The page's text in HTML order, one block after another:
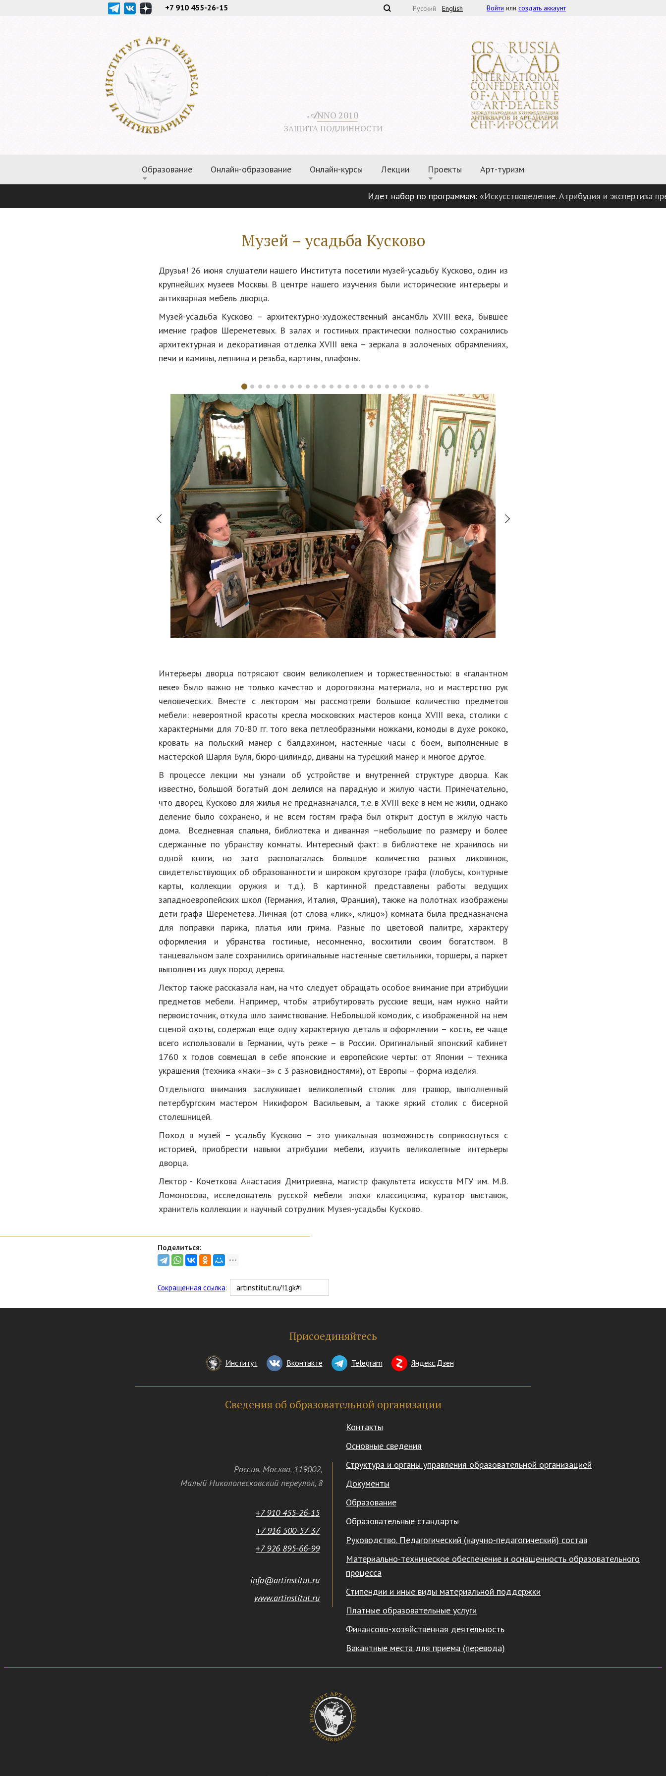
𝒜NNO 2010
ЗАЩИТА ПОДЛИННОСТИ
Образование Онлайн-образование Онлайн-курсы Лекции Проекты Арт-туризм
Войти или создать аккаунт
Русский English
+7 910 455-26-15
Идет набор по программам:«Искусствоведение. Атрибуция и экспертиза
Музей – усадьба Кусково
Друзья! 26 июня слушатели нашего Института посетили музей-усадьбу Кусково, один из
крупнейших музеев Москвы. В центре нашего изучения были исторические интерьеры и
антикварная мебель дворца.
Музей-усадьба Кусково – архитектурно-художественный ансамбль XVIII века, бывшее
имение графов Шереметевых. В залах и гостиных практически полностью сохранились
архитектурная и декоративная отделка XVIII века – зеркала в золоченых обрамлениях,
печи и камины, лепнина и резьба, картины, плафоны.
Интерьеры дворца потрясают своим великолепием и торжественностью: в «галантном
веке» было важно не только качество и дороговизна материала, но и мастерство рук
человеческих. Вместе с лектором мы рассмотрели большое количество предметов
мебели: невероятной красоты кресла московских мастеров конца XVIII века, столики с
характерными для 70-80 гг. того века петлеобразными ножками, комоды в духе рококо,
кровать на польский манер с балдахином, настенные часы с боем, выполненные в
мастерской Шарля Буля, бюро-цилиндр, диваны на турецкий манер и многое другое.
В процессе лекции мы узнали об устройстве и внутренней структуре дворца. Как
известно, большой богатый дом делился на парадную и жилую части. Примечательно,
что дворец Кусково для жилья не предназначался, т.е. в XVIII веке в нем не жили, однако
деление было сохранено, и не всем гостям графа был открыт доступ в жилую часть
дома. Вседневная спальня, библиотека и диванная –небольшие по размеру и более
сдержанные по убранству комнаты. Интересный факт: в библиотеке не хранилось ни
одной книги, но зато располагалась большое количество разных диковинок,
свидетельствующих об образованности и широком кругозоре графа (глобусы, контурные
карты, коллекции оружия и т.д.). В картинной представлены работы ведущих
западноевропейских школ (Германия, Италия, Франция), также на полотнах изображены
дети графа Шереметева. Личная (от слова «лик», «лицо») комната была предназначена
для поправки парика, платья или грима. Разные по цветовой палитре, характеру
оформления и убранства гостиные, несомненно, восхитили своим богатством. В
танцевальном зале сохранились оригинальные настенные светильники, торшеры, а паркет
выполнен из двух пород дерева.
Лектор также рассказала нам, на что следует обращать особое внимание при атрибуции
предметов мебели. Например, чтобы атрибутировать русские вещи, нам нужно найти
первоисточник, откуда шло заимствование. Небольшой комодик, с изображенной на нем
сценой охоты, содержал еще одну характерную деталь в оформлении – кость, ее чаще
всего использовали в Германии, чуть реже – в России. Оригинальный японский кабинет
1760 х годов совмещал в себе японские и европейские черты: от Японии – техника
украшения (техника «маки–э» с 3 разновидностями), от Европы – форма изделия.
Отдельного внимания заслуживает великолепный столик для гравюр, выполненный
петербургским мастером Никифором Васильевым, а также яркий столик с бисерной
столешницей.
Поход в музей – усадьбу Кусково – это уникальная возможность соприкоснуться с
историей, приобрести навыки атрибуции мебели, изучить великолепные интерьеры
дворца.
Лектор - Кочеткова Анастасия Дмитриевна, магистр факультета искусств МГУ им. М.В.
Ломоносова, исследователь русской мебели эпохи классицизма, куратор выставок,
хранитель коллекции и научный сотрудник Музея-усадьбы Кусково.
Поделиться:
Сокращенная ссылка:
Присоединяйтесь
Институт Вконтакте Telegram Яндекс.Дзен
Сведения об образовательной организации
Контакты
Основные сведения
Структура и органы управления образовательной организацией
Документы
Образование
Образовательные стандарты
Руководство. Педагогический (научно-педагогический) состав
Материально-техническое обеспечение и оснащенность образовательного
процесса
Стипендии и иные виды материальной поддержки
Платные образовательные услуги
Финансово-хозяйственная деятельность
Вакантные места для приема (перевода)
Россия, Москва, 119002,
Малый Николопесковский переулок,8
+7 910 455-26-15
+7 916 500-57-37
+7 926 895-66-99
info@artinstitut.ru
www.artinstitut.ru